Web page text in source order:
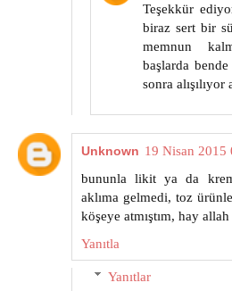
Teşekkür
biraz sert bir
memnun
başlarda bende
sonra alışılıyor
Unknown 19 Nisan 2015
bununla likit ya da
aklıma gelmedi, toz
köşeye atmıştım, hay
Yanıtla
Yanıtlar